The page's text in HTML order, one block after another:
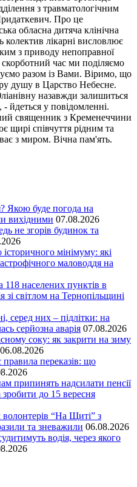
з травматологічним
Про це
обласна дитяча клінічна
колектив лікарні висловлює
з приводу непоправної
час ми поділяємо
разом із Вами. Віримо, що
душу в Царство Небесне.
назавжди залишиться
- йдеться у повідомленні.
священник з Кременеччини
щирі співчуття рідним та
з миром. Вічна пам'ять.
Якою буде погода на
вихідними 07.08.2026
не згорів будинок та
мінімуму: які
маловоддя на
118 населених пунктів в
зі світлом на Тернопільщині
серед них – підлітки: на
серйозна аварія 07.08.2026
соку: як закрити на зиму
06.08.2026
переказів: що
припинять надсилати пенсії
до 15 вересня
“На Щиті” з
та зневажили 06.08.2026
водія, через якого